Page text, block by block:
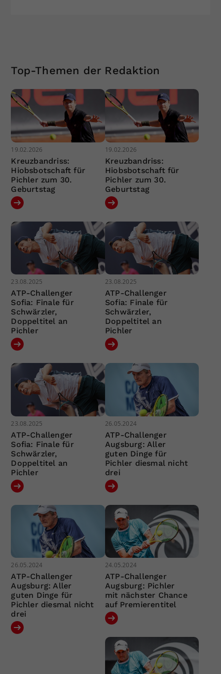
Top-Themen der Redaktion
19.02.2026
Kreuzbandriss:
Hiobsbotschaft für
Pichler zum 30.
Geburtstag
19.02.2026
Kreuzbandriss:
Hiobsbotschaft für
Pichler zum 30.
Geburtstag
23.08.2025
ATP-Challenger
Sofia: Finale für
Schwärzler,
Doppeltitel an
Pichler
23.08.2025
ATP-Challenger
Sofia: Finale für
Schwärzler,
Doppeltitel an
Pichler
23.08.2025
ATP-Challenger
Sofia: Finale für
Schwärzler,
Doppeltitel an
Pichler
26.05.2024
ATP-Challenger
Augsburg: Aller
guten Dinge für
Pichler diesmal nicht
drei
26.05.2024
ATP-Challenger
Augsburg: Aller
guten Dinge für
Pichler diesmal nicht
drei
24.05.2024
ATP-Challenger
Augsburg: Pichler
mit nächster Chance
auf Premierentitel